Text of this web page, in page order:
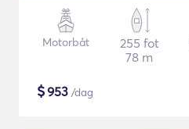
Motorbåt
255 fot
78 m
$953 /dag